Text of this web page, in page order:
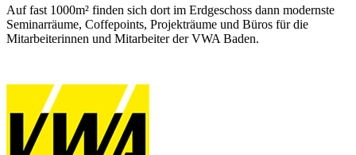
Auf fast 1000m² finden sich dort im Erdgeschoss dann modernste
Seminarräume, Coffepoints, Projekträume und Büros für die
Mitarbeiterinnen und Mitarbeiter der VWA Baden.